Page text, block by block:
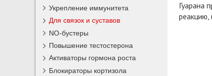
Гуарана
реакцию,
Укрепление иммунитета
Для связок и суставов
NO-бустеры
Повышение тестостерона
Активаторы гормона роста
Блокираторы кортизола